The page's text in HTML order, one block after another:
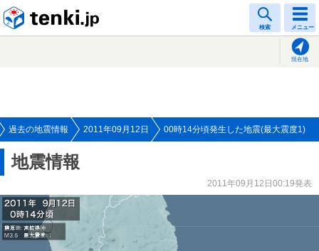
検索 メニュー
現在地
過去の地震情報 2011年09月12日 00時14分頃発生した地震(最大震度1)
地震情報
2011年09月12日00:19発表